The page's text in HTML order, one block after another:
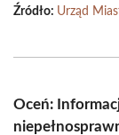
Źródło: Urząd
Oceń: